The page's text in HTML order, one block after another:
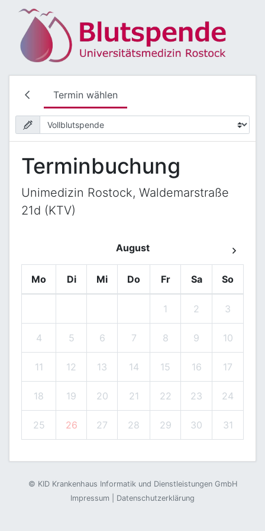
Termin wählen
Terminbuchung
Unimedizin Rostock, Waldemarstraße
21d (KTV)
August
Mo Di Mi Do Fr Sa So
1 2 3
4 5 6 7 8 9 10
11 12 13 14 15 16 17
18 19 20 21 22 23 24
25 26 27 28 29 30 31
© KID Krankenhaus Informatik und Dienstleistungen GmbH
Impressum
Datenschutzerklärung